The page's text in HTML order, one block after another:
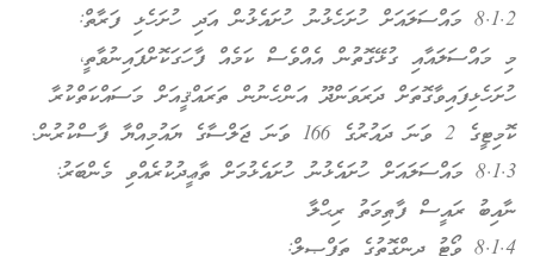
8.1.2 މައްސަލައަށް ހުށަހެޅުނު ހުށައެޅުން އަދި ހުށަހެޅި ފަރާތް:
މި މައްސަލައާއި ގުޅޭގޮތުން އެއްވެސް ކަމެއް ފާހަގަކޮށްފައިނުވާތީ،
ހުށަހެޅިފައިވާގޮތަށް ދަރަވަންދޫ އަންހެނުން ތަރައްޤީއަށް މަސައްކަތްކުރާ
ކޮމިޓީގެ 2 ވަނަ ދައުރުގެ 166 ވަނަ ޖަލްސާގެ ޔައުމިއްޔާ ފާސްކުރުން.
8.1.3 މައްސަލައަށް ހުށައެޅުނު ހުށައެޅުމަށް ތާޢީދުކުރެއްވި މެންބަރު:
ނާއިބު ރައީސް ފާޠިމަތު ރިޙްލާ
8.1.4 ވޯޓު ދިންގޮތުގެ ތަފްޞީލް: